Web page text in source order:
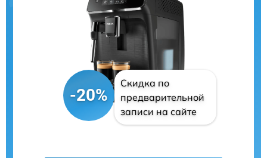
-20%
Скидка по
предварительной
записи на сайте